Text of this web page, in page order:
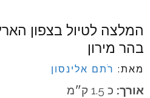
המלצה לטיול בצפון
בהר מירון
מאת: רֹתם אלינסון
אורך: כ 1.5 ק״מ